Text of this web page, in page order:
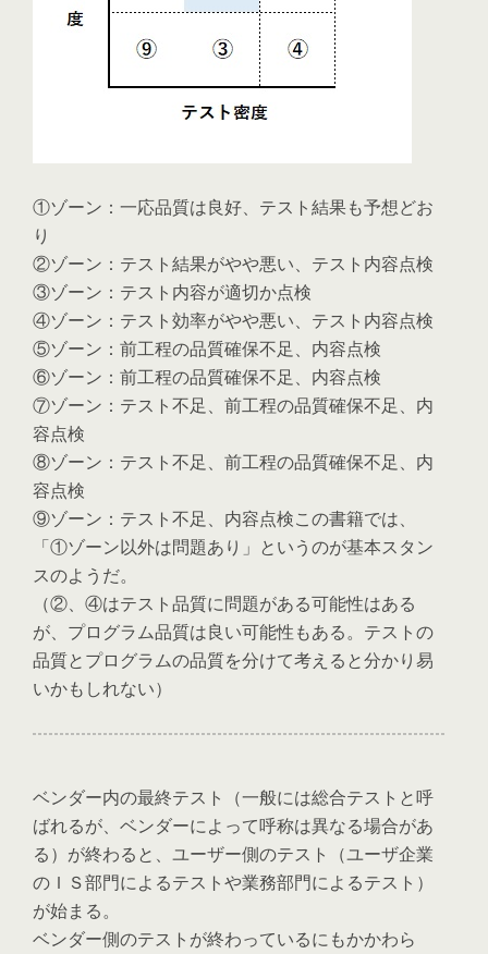
①ゾーン：一応品質は良好、テスト結果も予想どお
り
②ゾーン：テスト結果がやや悪い、テスト内容点検
③ゾーン：テスト内容が適切か点検
④ゾーン：テスト効率がやや悪い、テスト内容点検
⑤ゾーン：前工程の品質確保不足、内容点検
⑥ゾーン：前工程の品質確保不足、内容点検
⑦ゾーン：テスト不足、前工程の品質確保不足、内
容点検
⑧ゾーン：テスト不足、前工程の品質確保不足、内
容点検
⑨ゾーン：テスト不足、内容点検この書籍では、
「①ゾーン以外は問題あり」というのが基本スタン
スのようだ。
（②、④はテスト品質に問題がある可能性はある
が、プログラム品質は良い可能性もある。テストの
品質とプログラムの品質を分けて考えると分かり易
いかもしれない）
ベンダー内の最終テスト（一般には総合テストと呼
ばれるが、ベンダーによって呼称は異なる場合があ
る）が終わると、ユーザー側のテスト（ユーザ企業
のＩＳ部門によるテストや業務部門によるテスト）
が始まる。
ベンダー側のテストが終わっているにもかかわら